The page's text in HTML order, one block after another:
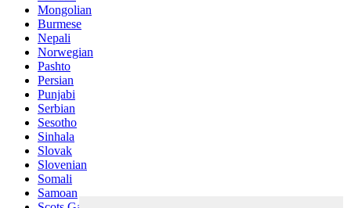
Mongolian
Burmese
Nepali
Norwegian
Pashto
Persian
Punjabi
Serbian
Sesotho
Sinhala
Slovak
Slovenian
Somali
Samoan